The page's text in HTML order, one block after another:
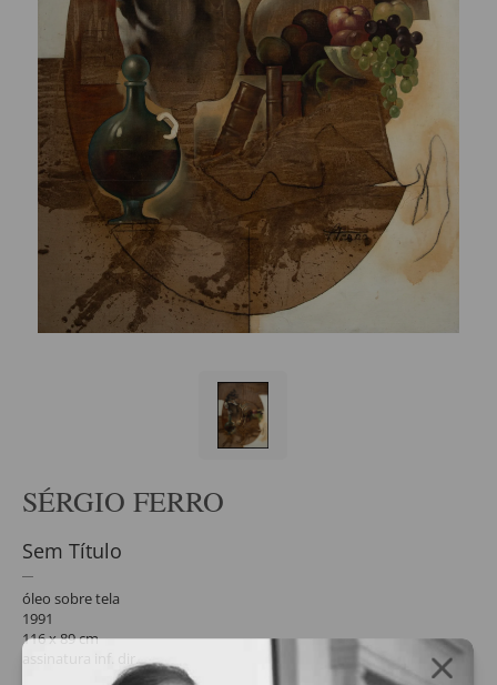
SÉRGIO FERRO
Sem Título
óleo sobre tela
1991
116 x 89 cm
assinatura inf. dir.